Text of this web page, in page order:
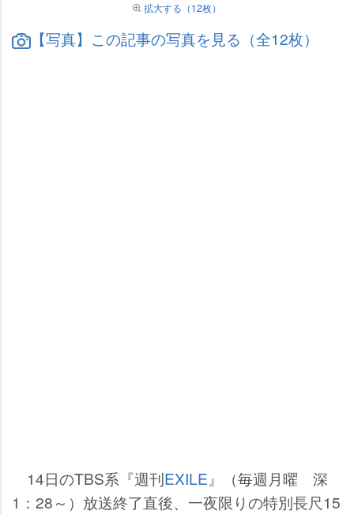
拡大する（12枚）
【写真】この記事の写真を見る（全12枚）
14日のTBS系『週刊EXILE 』（毎週月曜 深
1：28～）放送終了直後、一夜限りの特別長尺15